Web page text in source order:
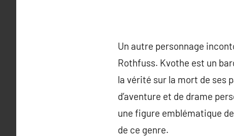
Un autre personnage
Rothfuss. Kvothe est un
la vérité sur la mort de ses
d’aventure et de drame
une figure emblématique
de ce genre.